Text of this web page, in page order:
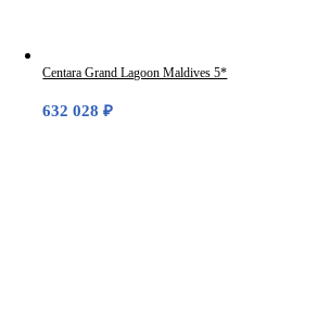
Centara Grand Lagoon Maldives 5*
632 028₽